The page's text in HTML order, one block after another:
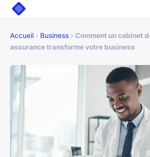
Accueil › Business › Comment un cabinet
assurance transforme votre business